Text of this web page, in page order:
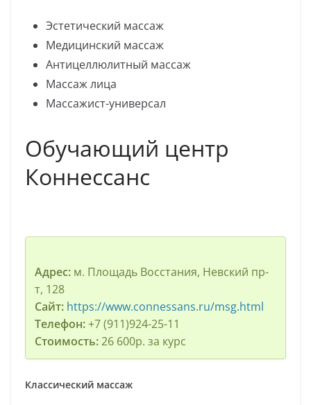
Эстетический массаж
Медицинский массаж
Антицеллюлитный массаж
Массаж лица
Массажист-универсал
Обучающий центр
Коннессанс
Адрес:м. Площадь Восстания, Невский пр-
т, 128
Сайт: https://www.connessans.ru/msg.html
Телефон:+7 (911)924-25-11
Стоимость:26 600р. за курс
Классический массаж